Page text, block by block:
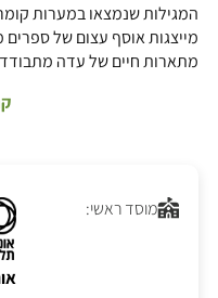
המגילות שנמצאו במערות
מייצגות אוסף עצום של
מתארות חיים של עדה
מוסד ראשי: